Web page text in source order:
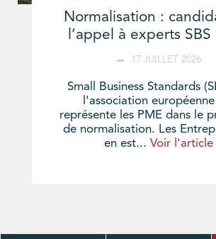
Normalisation :
l’appel à experts SBS
17 JUILLET 2026
Small Business Standards
l'association
représente les PME dans le
de normalisation. Les
en est... Voir l'article